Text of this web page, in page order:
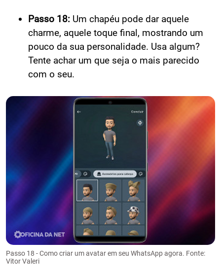
Passo 18: Um chapéu pode dar aquele
charme, aquele toque final, mostrando um
pouco da sua personalidade. Usa algum?
Tente achar um que seja o mais parecido
com o seu.
Passo 18 - Como criar um avatar em seu WhatsApp agora. Fonte:
Vitor Valeri